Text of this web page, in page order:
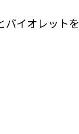
イオレット